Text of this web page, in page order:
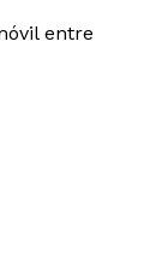
entre